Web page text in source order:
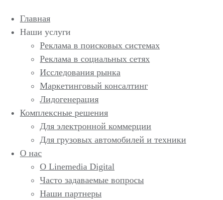
Главная
Наши услуги
Реклама в поисковых системах
Реклама в социальных сетях
Исследования рынка
Маркетинговый консалтинг
Лидогенерация
Комплексные решения
Для электронной коммерции
Для грузовых автомобилей и техники
О нас
О Linemedia Digital
Часто задаваемые вопросы
Наши партнеры